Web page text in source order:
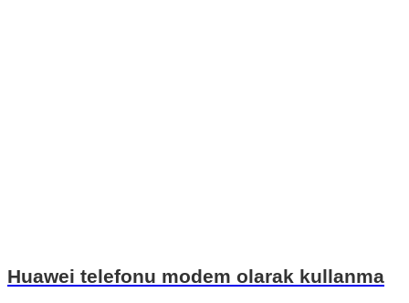
Huawei telefonu modem olarak kullanma